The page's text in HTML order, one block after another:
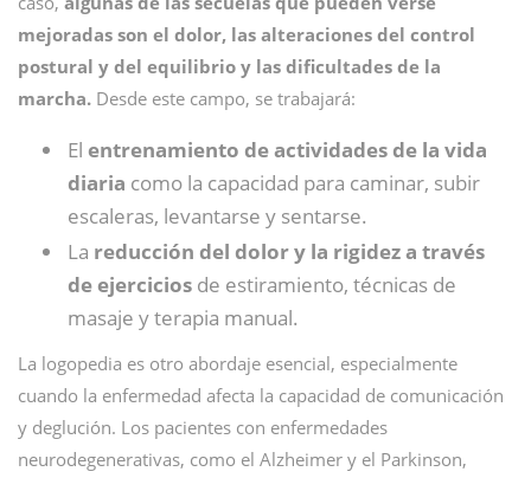
mejoradas son el dolor, las alteraciones del control
postural y del equilibrio y las dificultades de la
marcha. Desde este campo, se trabajará:
El entrenamiento de actividades de la vida
diaria como la capacidad para caminar, subir
escaleras, levantarse y sentarse.
La reducción del dolor y la rigidez a través
de ejercicios de estiramiento, técnicas de
masaje y terapia manual.
La logopedia es otro abordaje esencial, especialmente
cuando la enfermedad afecta la capacidad de comunicación
y deglución. Los pacientes con enfermedades
neurodegenerativas, como el Alzheimer y el Parkinson,